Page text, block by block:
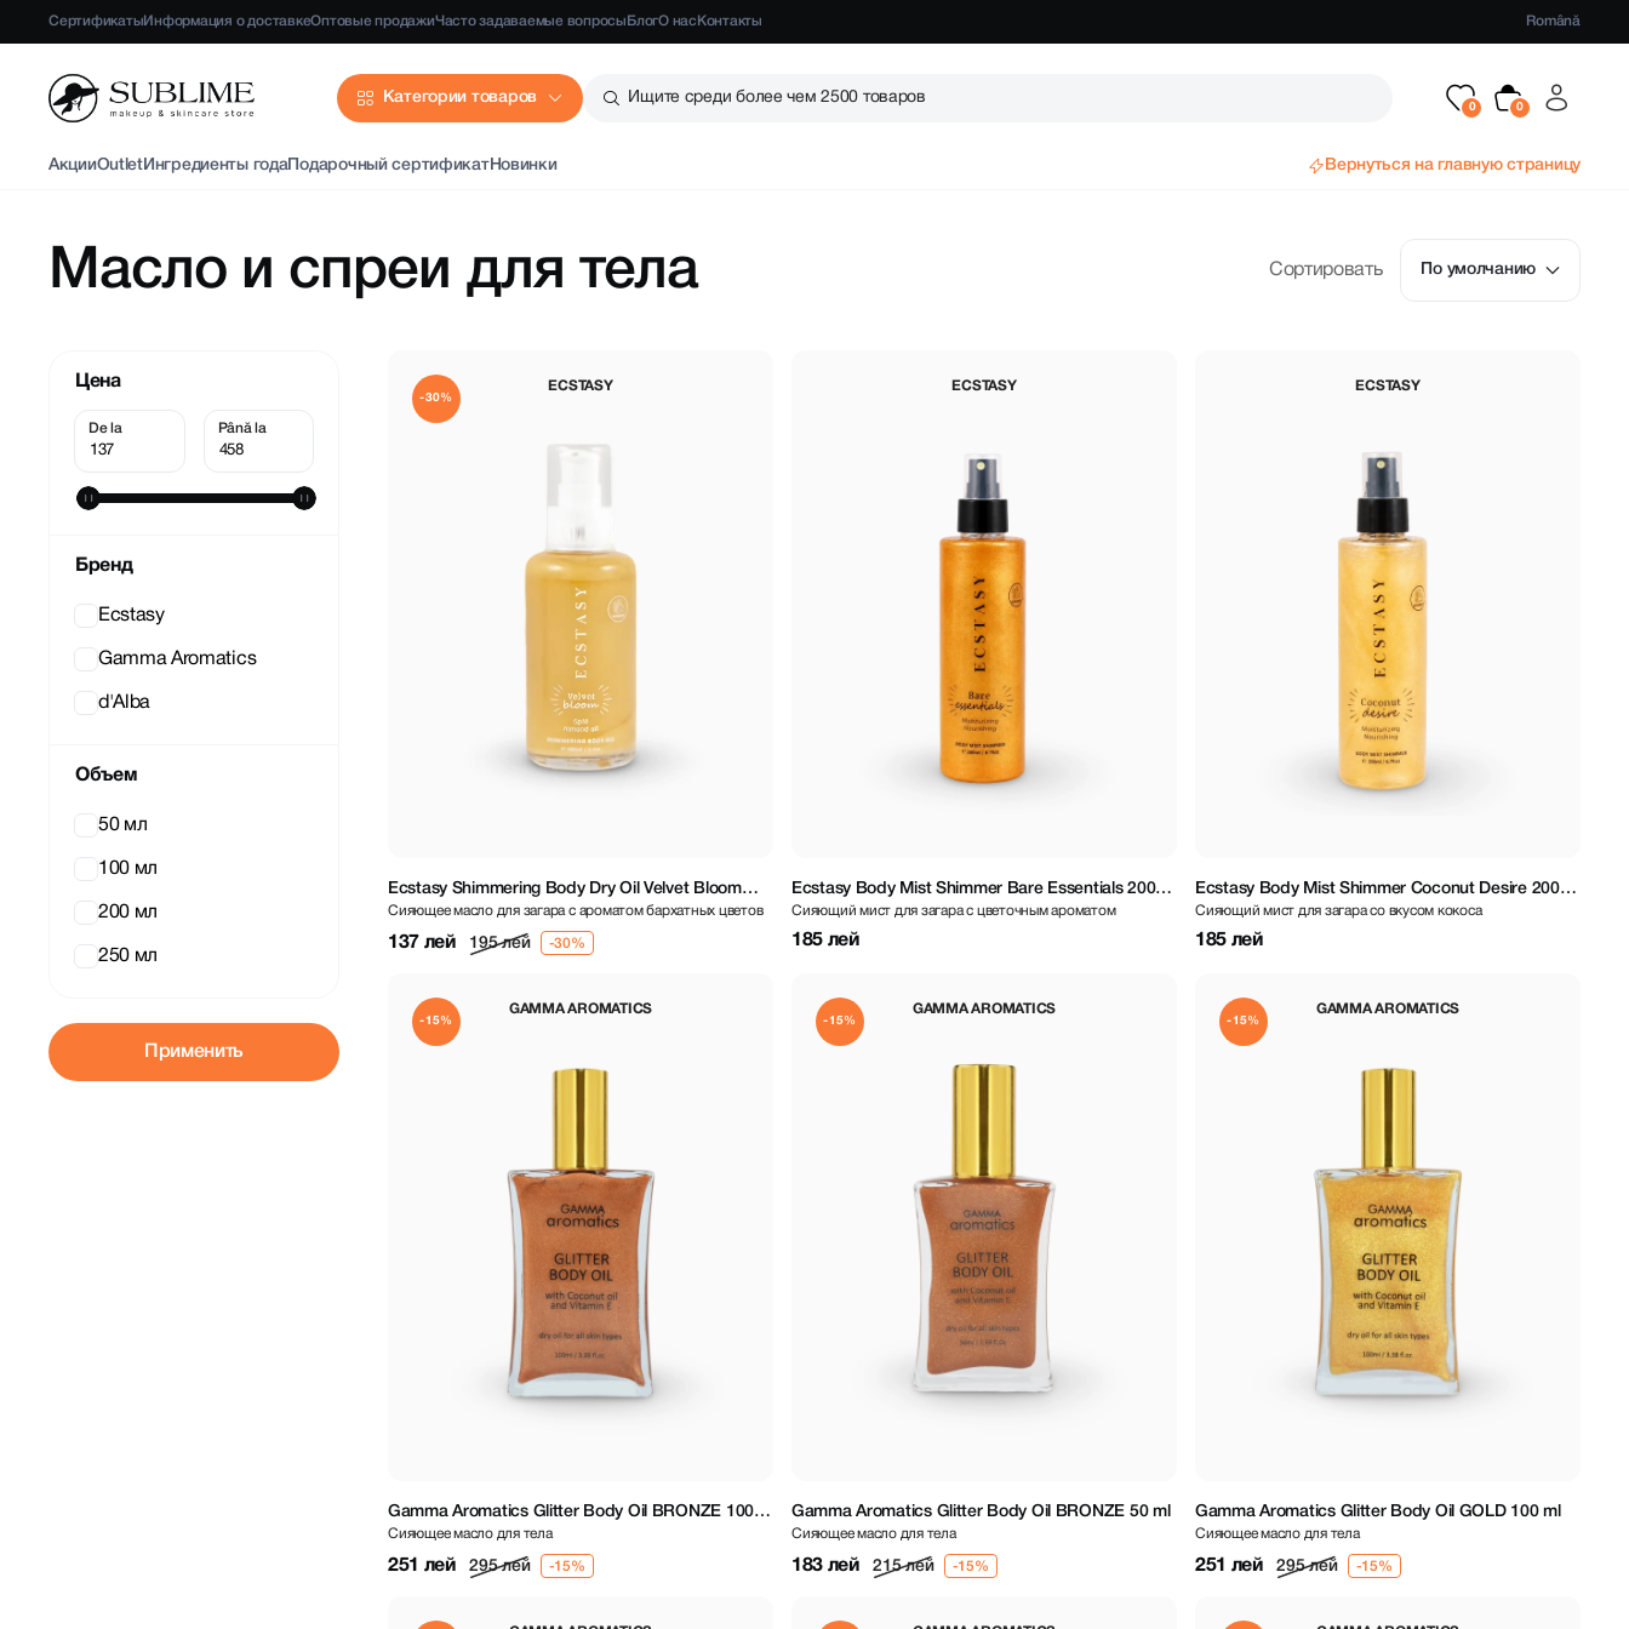
СертификатыИнформация о доставкеОптовые продажиЧасто задаваемые вопросы БлогО нас Контакты Română
Категории товаров Ищите среди более чем 2500 товаров
АкцииOutletИнгредиенты годаПодарочный сертификатНовинки Вернуться на главную страницу
Масло и спреи для тела Сортировать По умолчанию
Цена
Бренд
Ecstasy
Gamma Aromatics
d'Alba
Объем
50 мл
100 мл
200 мл
250 мл
Применить
ECSTASY
-30%
Ecstasy Shimmering Body Dry Oil Velvet Bloom
100 ml
Сияющее масло для загара с ароматом бархатных цветов
137 лей 195 лей
ECSTASY
Ecstasy Body Mist Shimmer Bare Essentials 200
ml
Сияющий мист для загара с цветочным ароматом
185 лей
ECSTASY
Ecstasy Body Mist Shimmer Coconut Desire 200
ml
Сияющий мист для загара со вкусом кокоса
185 лей
GAMMA AROMATICS
-15%
Gamma Aromatics Glitter Body Oil BRONZE 100
ml
Сияющее масло для тела
251 лей 295 лей
GAMMA AROMATICS
-15%
Gamma Aromatics Glitter Body Oil BRONZE 50 ml
Сияющее масло для тела
183 лей 215 лей
GAMMA AROMATICS
-15%
Gamma Aromatics Glitter Body Oil GOLD 100 ml
Сияющее масло для тела
251 лей 295 лей